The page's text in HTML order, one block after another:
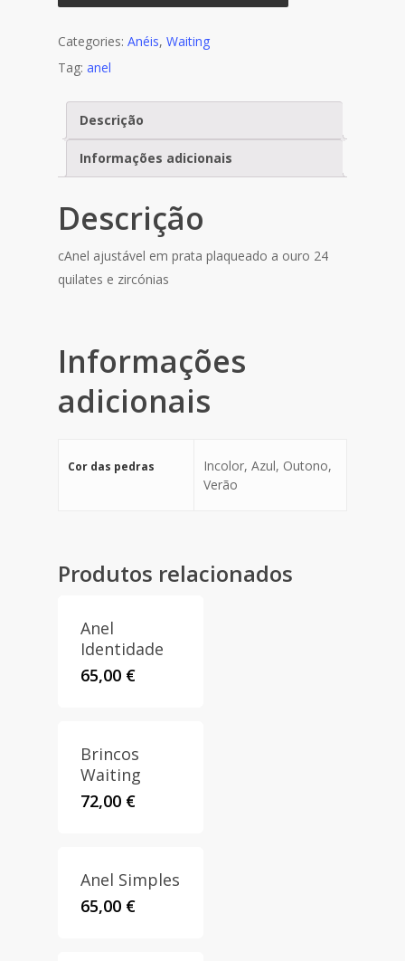
Categories: Anéis, Waiting
Tag: anel
Descrição
Informações adicionais
Descrição
cAnel ajustável em prata plaqueado a ouro 24
quilates e zircónias
Informações
adicionais
Cor das pedras
Incolor, Azul, Outono,
Verão
Produtos relacionados
Anel
Identidade
65,00 €
Brincos
Waiting
72,00 €
Anel Simples
65,00 €